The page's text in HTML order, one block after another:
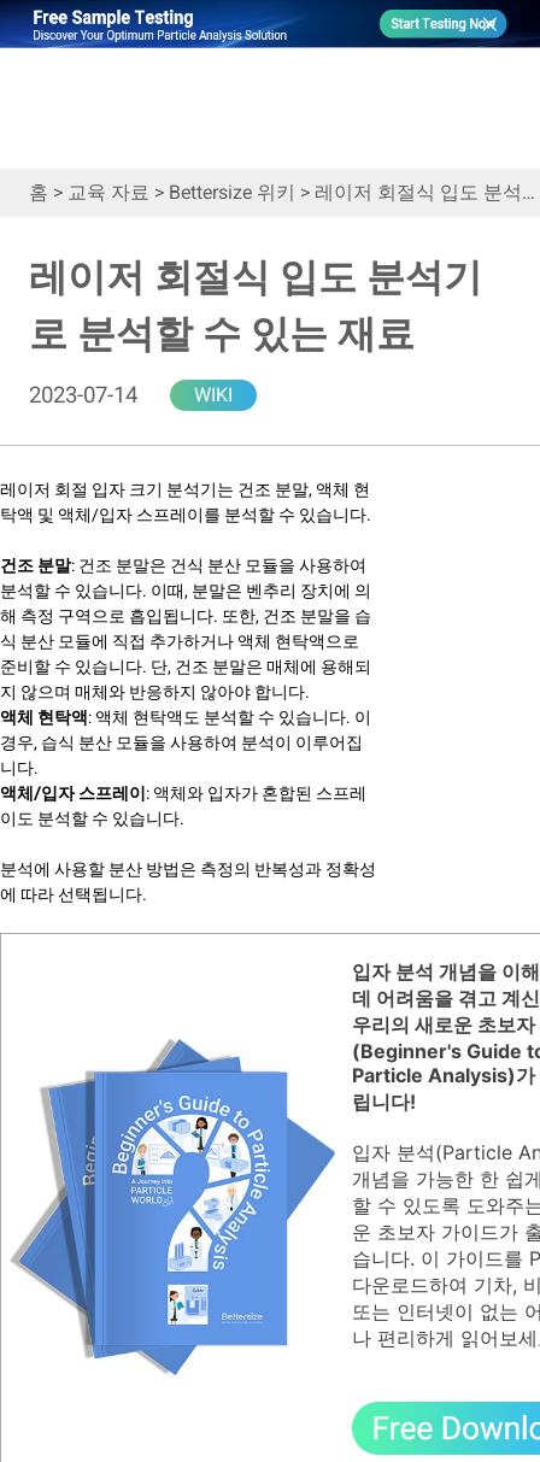
홈 > 교육 자료 > Bettersize 위키 > 레이저 회절식 입도 분석기로 분석할 수 있는 재료
레이저 회절식 입도 분석기
로 분석할 수 있는 재료
2023-07-14 WIKI
레이저 회절 입자 크기 분석기는 건조 분말, 액체 현
탁액 및 액체/입자 스프레이를 분석할 수 있습니다.
건조 분말: 건조 분말은 건식 분산 모듈을 사용하여
분석할 수 있습니다. 이때, 분말은 벤추리 장치에 의
해 측정 구역으로 흡입됩니다. 또한, 건조 분말을 습
식 분산 모듈에 직접 추가하거나 액체 현탁액으로
준비할 수 있습니다. 단, 건조 분말은 매체에 용해되
지 않으며 매체와 반응하지 않아야 합니다.
액체 현탁액: 액체 현탁액도 분석할 수 있습니다. 이
경우, 습식 분산 모듈을 사용하여 분석이 이루어집
니다.
액체/입자 스프레이: 액체와 입자가 혼합된 스프레
이도 분석할 수 있습니다.
분석에 사용할 분산 방법은 측정의 반복성과 정확성
에 따라 선택됩니다.
입자 분석 개념을 이
데 어려움을 겪고 계
우리의 새로운 초보
(Beginner's Guide
Particle Analysis)가
립니다!
입자 분석(Particle
개념을 가능한 한 쉽
할 수 있도록 도와주
운 초보자 가이드가
습니다. 이 가이드를
다운로드하여 기차,
또는 인터넷이 없는
나 편리하게 읽어보